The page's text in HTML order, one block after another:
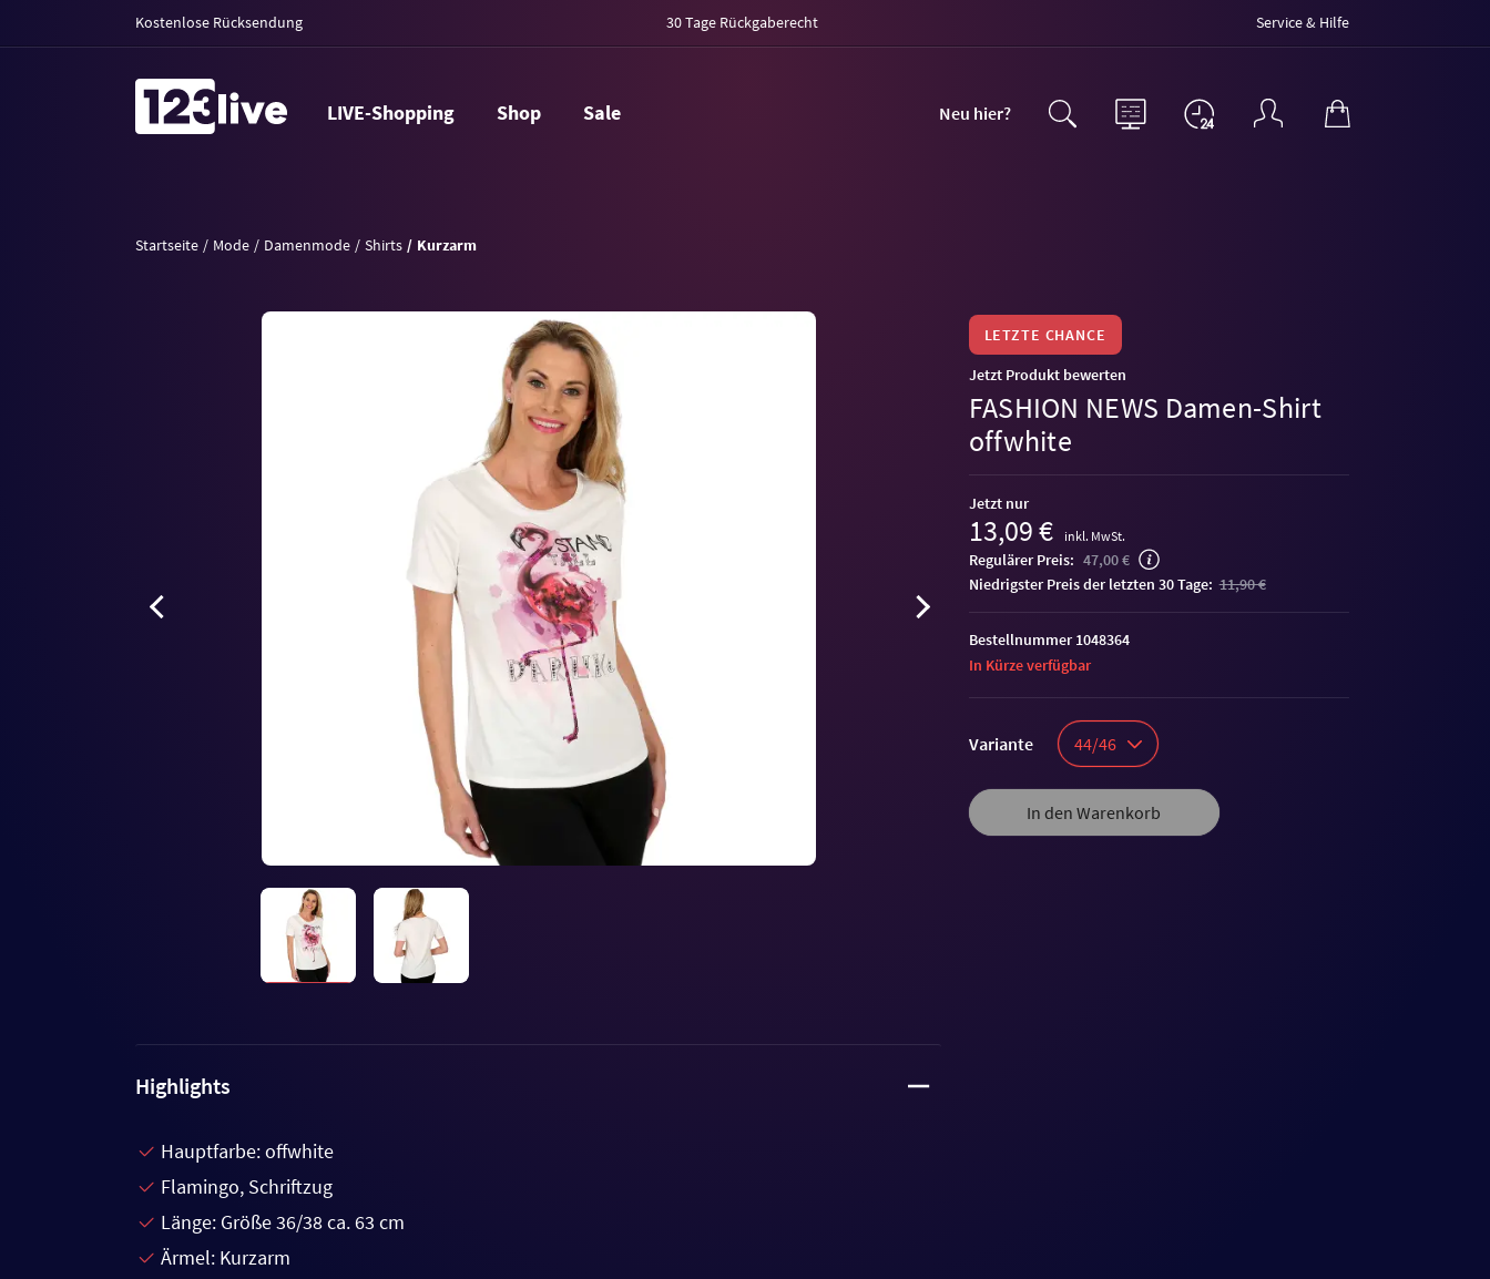
Kostenlose Rücksendung 30 Tage Rückgaberecht Service & Hilfe
LIVE-Shopping Shop Sale Neu hier?
Startseite Mode Damenmode Shirts Kurzarm
LETZTE CHANCE
Jetzt Produkt bewerten
FASHION NEWS Damen-Shirt
offwhite
Jetzt nur
13,09 € inkl. MwSt.
Regulärer Preis: 47,00 €
niedrigster Preis der letzten 30 Tage: 11,90 €
Variante 44/46
In den Warenkorb
Bestellnummer 1048364
In Kürze verfügbar
Highlights
Hauptfarbe: offwhite
Flamingo, Schriftzug
Länge: Größe 36/38 ca. 63 cm
Ärmel: Kurzarm